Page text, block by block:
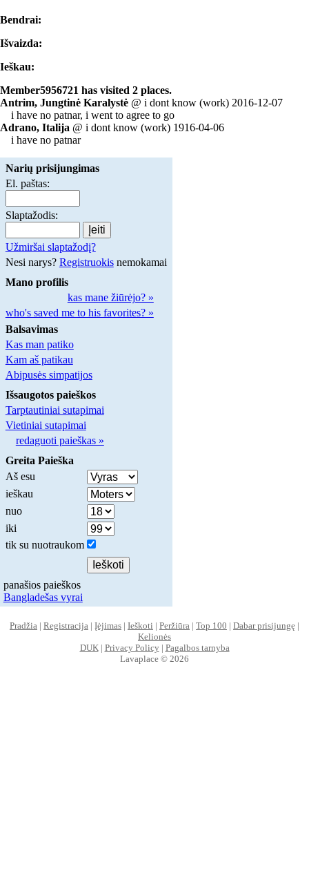
Bendrai:
Išvaizda:
Ieškau:
Member5956721 has visited 2 places.
Antrim, Jungtinė Karalystė @ i dont know (work) 2016-12-07
i have no patnar, i went to agree to go
Adrano, Italija @ i dont know (work) 1916-04-06
i have no patnar
Narių prisijungimas
El. paštas:
Slaptažodis:
Užmiršai slaptažodį?
Nesi narys? Registruokisnemokamai
Mano profilis
kas mane žiūrėjo? »
who's saved me to his favorites? »
Balsavimas
Kas man patiko
Kam aš patikau
Abipusės simpatijos
Išsaugotos paieškos
Tarptautiniai sutapimai
Vietiniai sutapimai
redaguoti paieškas »
Greita Paieška
Aš esu
ieškau
nuo
iki
tik su nuotraukom
panašios paieškos
Bangladešas vyrai
Pradžia | Registracija | Įėjimas | Ieškoti | Peržiūra | Top 100 | Dabar prisijungę |
Kelionės
DUK| Privacy Policy| Pagalbos tarnyba
Lavaplace © 2026